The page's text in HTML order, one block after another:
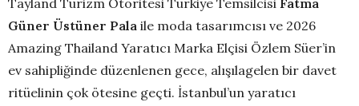
Tayland Turizm Otoritesi Türkiye Temsilcisi Fatma
Güner Üstüner Pala ile moda tasarımcısı ve 2026
Amazing Thailand Yaratıcı Marka Elçisi Özlem Süer’in
ev sahipliğinde düzenlenen gece, alışılagelen bir davet
ritüelinin çok ötesine geçti. İstanbul’un yaratıcı